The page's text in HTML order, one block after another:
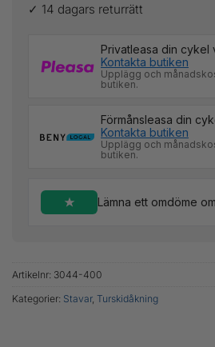
✓ 14 dagars returrätt
Privatleasa din cykel
Kontakta butiken
Upplägg och
butiken.
Förmånsleasa din
Kontakta butiken
Upplägg och
butiken.
Lämna ett omdöme
Artikelnr: 3044-400
Kategorier: Stavar, Turskidåkning